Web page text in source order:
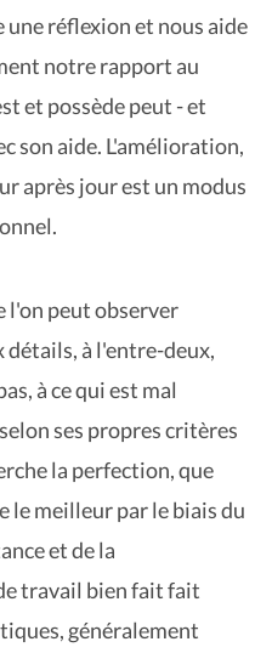
réflexion et nous aide
notre rapport au
et possède peut - et
son aide. L'amélioration,
après jour est un modus
l'on peut observer
à l'entre-deux,
à ce qui est mal
ses propres critères
la perfection, que
meilleur par le biais du
et de la
travail bien fait fait
généralement